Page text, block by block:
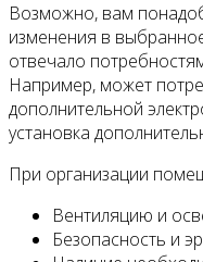
Возможно, вам
изменения в
отвечало
Например, может
дополнительной
установка
При организации
Вентиляцию и
Безопасность и